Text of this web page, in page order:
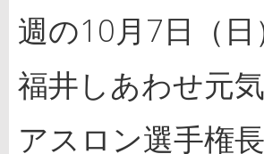
週の10月7日（日
福井しあわせ元
アスロン選手権